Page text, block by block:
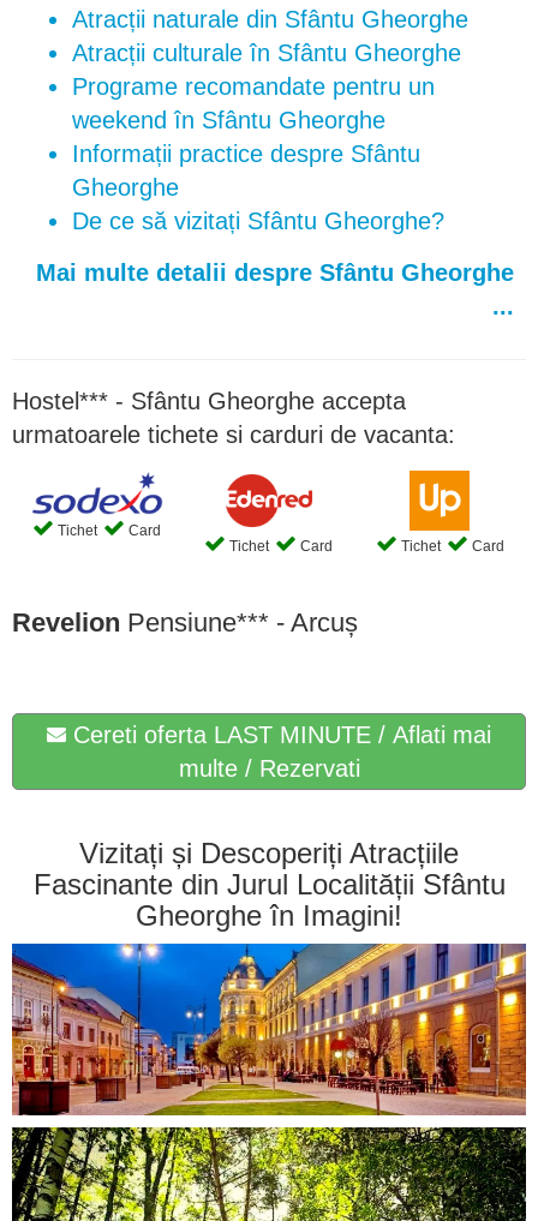
Atracții naturale din Sfântu Gheorghe
Atracții culturale în Sfântu Gheorghe
Programe recomandate pentru un
weekend în Sfântu Gheorghe
Informații practice despre Sfântu
Gheorghe
De ce să vizitați Sfântu Gheorghe?
Mai multe detalii despre Sfântu Gheorghe
...
Hostel*** - Sfântu Gheorghe accepta
urmatoarele tichete si carduri de vacanta:
Tichet
Card
Tichet
Card Tichet Card
Revelion Pensiune*** - Arcuș
Cereti oferta LAST MINUTE / Aflati mai
multe / Rezervati
Vizitați și Descoperiți Atracțiile
Fascinante din Jurul Localității Sfântu
Gheorghe în Imagini!